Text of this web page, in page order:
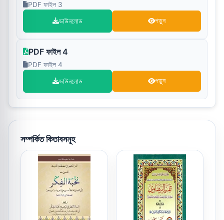
PDF ফাইল 3
ডাউনলোড পড়ুন
PDF ফাইল 4
PDF ফাইল 4
ডাউনলোড পড়ুন
সম্পর্কিত কিতাবসমূহ